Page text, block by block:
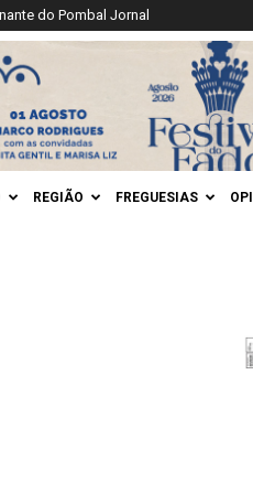
do Pombal Jornal
REGIÃO FREGUESIAS